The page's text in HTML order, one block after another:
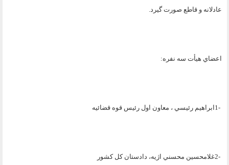
عادلانه و قاطع صورت گیرد.
اعضاي هيأت سه نفره:
1- ابراهيم رئيسي ، معاون اول رئيس قوه قضائيه
2-غلامحسين محسني اژيه، دادستان کل کشور